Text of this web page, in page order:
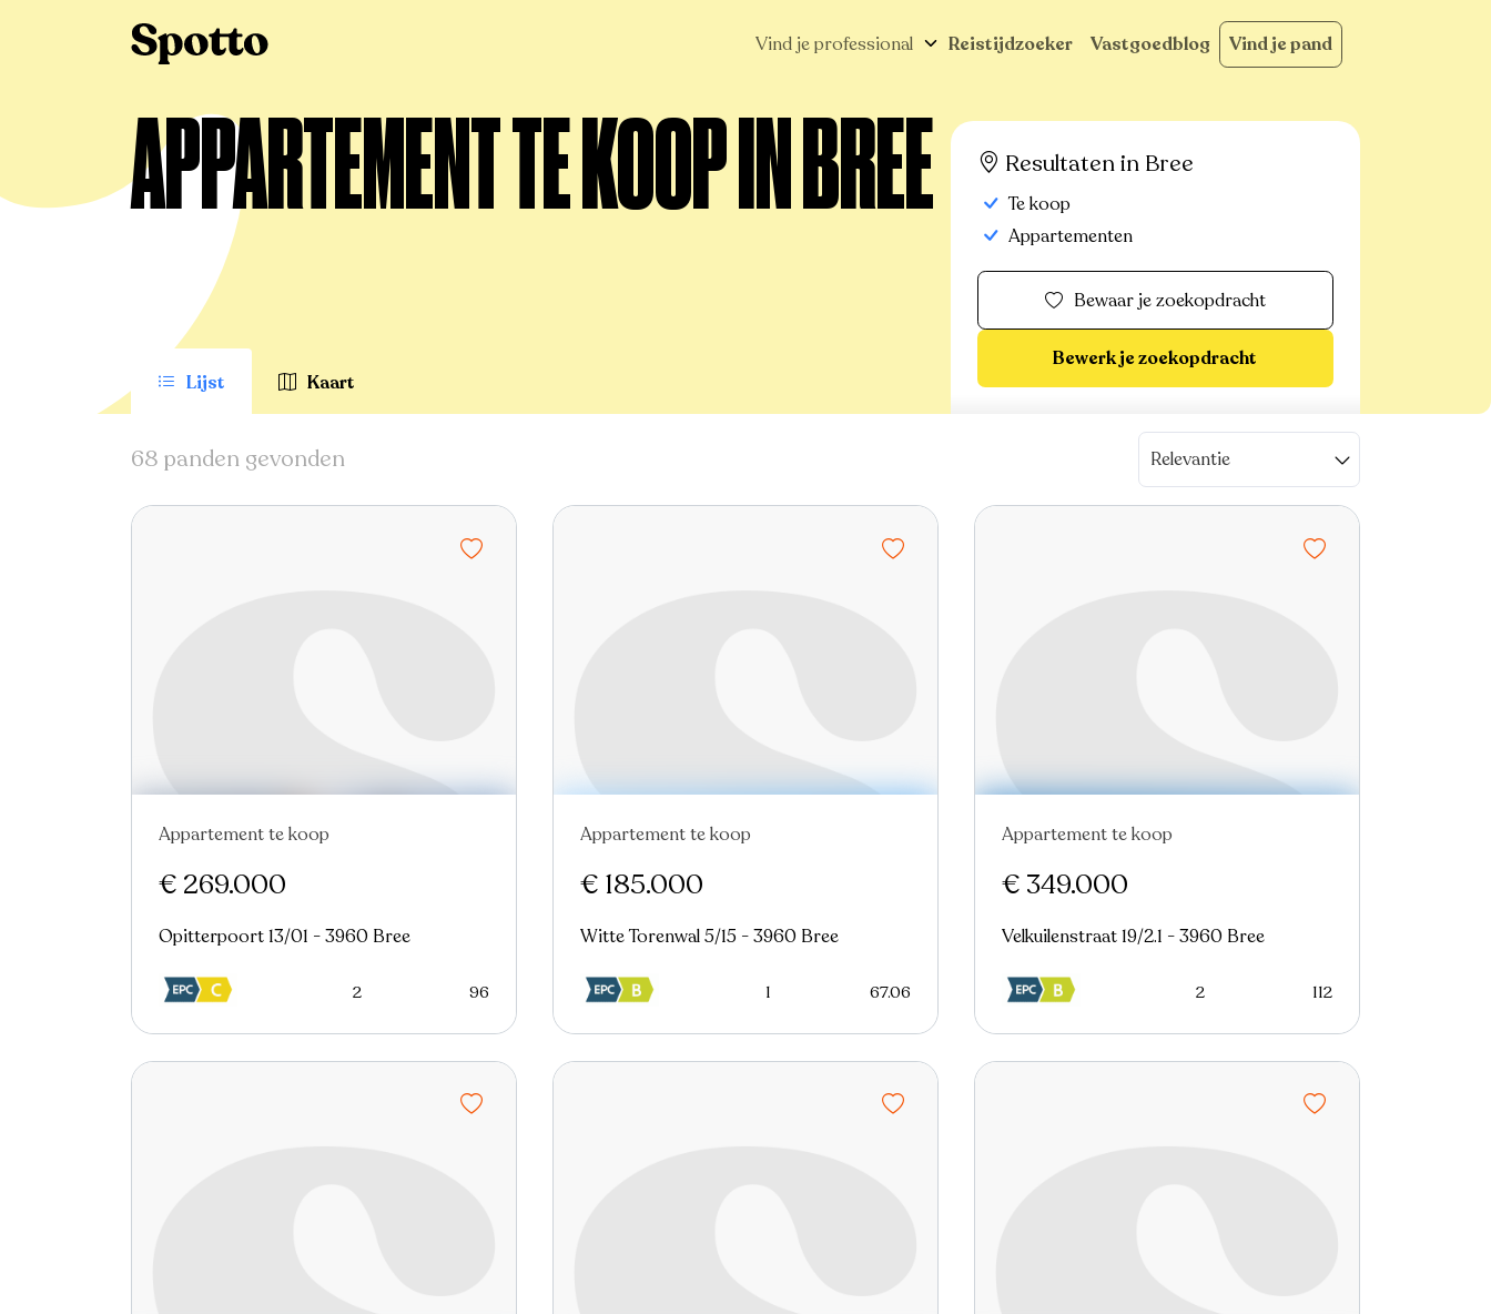
Vind je professional Reistijdzoeker Vastgoedblog Vind je pand
APPARTEMENT TE KOOP IN BREE
Lijst Kaart
Resultaten in Bree
Te koop
Appartementen
Bewaar je zoekopdracht
Bewerk je zoekopdracht
68 panden gevonden Relevantie
Nieuw Virtual tour
Appartement te koop
€ 269.000
Opitterpoort 13/01 - 3960 Bree
2 96
Nieuw
Appartement te koop
€ 185.000
Witte Torenwal 5/15 - 3960 Bree
1 67.06
Appartement te koop
€ 349.000
Velkuilenstraat 19/2.1 - 3960 Bree
2 112